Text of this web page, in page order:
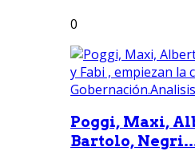
0
Poggi, Maxi,
Bartolo,